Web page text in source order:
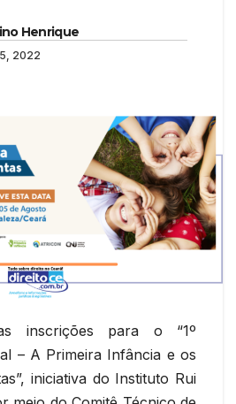
Henrique
2022
inscrições para o “1º
– A Primeira Infância e os
iniciativa do Instituto Rui